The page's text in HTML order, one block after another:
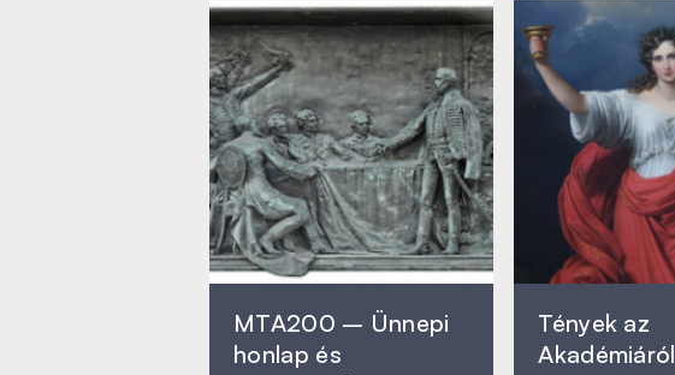
MTA200 – Ünnepi
honlap és
Tények az
Akadémiáról